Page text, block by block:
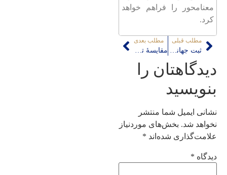
معنامحور را فراهم خواهد
کرد.
مطلب قبلی
ثبت جهانی اورامانات بدون مشارکت مردمی ممکن نیست
مطلب بعدی
مقايسۀ تطبيقی سير تكوين طرح‌های جامع شهری تهران با تجارب جهانی
دیدگاهتان را
بنویسید
نشانی ایمیل شما منتشر
نخواهد شد. بخش‌های موردنیاز
علامت‌گذاری شده‌اند *
دیدگاه *